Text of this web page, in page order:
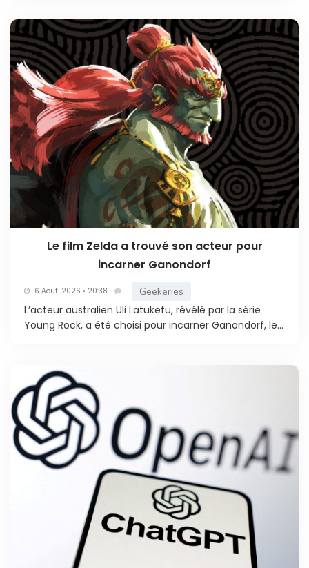
Le film Zelda a trouvé son acteur pour
incarner Ganondorf
6 Août. 2026 • 20:38 1 Geekeries
L’acteur australien Uli Latukefu, révélé par la série
Young Rock, a été choisi pour incarner Ganondorf, le...